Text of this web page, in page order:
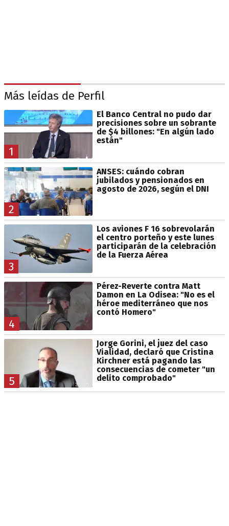
Más leídas de Perfil
1
El Banco Central no pudo dar
precisiones sobre un sobrante
de $4 billones: "En algún lado
están"
2
ANSES: cuándo cobran
jubilados y pensionados en
agosto de 2026, según el DNI
3
Los aviones F 16 sobrevolarán
el centro porteño y este lunes
participarán de la celebración
de la Fuerza Aérea
4
Pérez-Reverte contra Matt
Damon en La Odisea: "No es el
héroe mediterráneo que nos
contó Homero"
5
Jorge Gorini, el juez del caso
Vialidad, declaró que Cristina
Kirchner está pagando las
consecuencias de cometer "un
delito comprobado"